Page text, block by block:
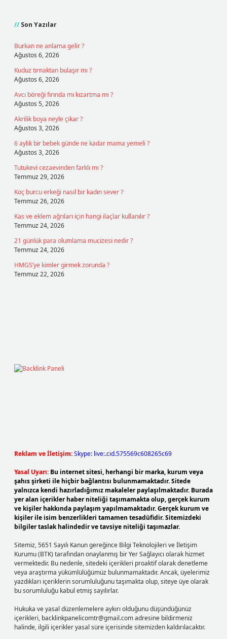
Son Yazılar
Burkan ne anlama gelir ?
Ağustos 6, 2026
Kuduz tırnaktan bulaşır mı ?
Ağustos 6, 2026
Avcı böreği fırında mı kızartma mı ?
Ağustos 5, 2026
Akrilik boya neyle çıkar ?
Ağustos 3, 2026
6 aylık bir bebek günde ne kadar mama yemeli ?
Ağustos 3, 2026
Tutukevi cezaevinden farklı mı ?
Temmuz 29, 2026
Koç burcu erkeği nasıl bir kadın sever ?
Temmuz 26, 2026
Kas ve eklem ağrıları için hangi ilaçlar kullanılır ?
Temmuz 24, 2026
21 günlük para olumlama mucizesi nedir ?
Temmuz 24, 2026
HMGS’ye kimler girmek zorunda ?
Temmuz 22, 2026
Reklam ve İletişim:Skype: live:.cid.575569c608265c69
Yasal Uyarı: Bu internet sitesi, herhangi bir marka, kurum veya
şahıs şirketi ile hiçbir bağlantısı bulunmamaktadır. Sitede
yalnızca kendi hazırladığımız makaleler paylaşılmaktadır. Burada
yer alan içerikler haber niteliği taşımamakta olup, gerçek kurum
ve kişiler hakkında paylaşım yapılmamaktadır. Gerçek kurum ve
kişiler ile isim benzerlikleri tamamen tesadüfidir. Sitemizdeki
bilgiler taslak halindedir ve tavsiye niteliği taşımazlar.
Sitemiz, 5651 Sayılı Kanun gereğince Bilgi Teknolojileri ve İletişim
Kurumu (BTK) tarafından onaylanmış bir Yer Sağlayıcı olarak hizmet
vermektedir. Bu nedenle, sitedeki içerikleri proaktif olarak denetleme
veya araştırma yükümlülüğümüz bulunmamaktadır. Ancak, üyelerimiz
yazdıkları içeriklerin sorumluluğunu taşımakta olup, siteye üye olarak
bu sorumluluğu kabul etmiş sayılırlar.
Hukuka ve yasal düzenlemelere aykırı olduğunu düşündüğünüz
içerikleri, backlinkpanelicomtr@gmail.comadresine bildirmeniz
halinde, ilgili içerikler yasal süre içerisinde sitemizden kaldırılacaktır.